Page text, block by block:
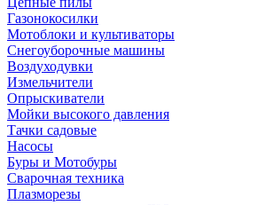
Газонокосилки
Мотоблоки и культиваторы
Снегоуборочные машины
Воздуходувки
Измельчители
Опрыскиватели
Мойки высокого давления
Тачки садовые
Насосы
Буры и Мотобуры
Сварочная техника
Плазморезы